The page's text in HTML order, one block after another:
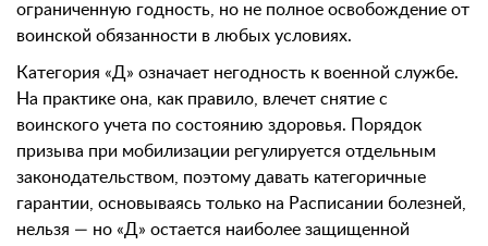
ограниченную годность, но не полное освобождение от
воинской обязанности в любых условиях.
Категория «Д» означает негодность к военной службе.
На практике она, как правило, влечет снятие с
воинского учета по состоянию здоровья. Порядок
призыва при мобилизации регулируется отдельным
законодательством, поэтому давать категоричные
гарантии, основываясь только на Расписании болезней,
нельзя — но «Д» остается наиболее защищенной